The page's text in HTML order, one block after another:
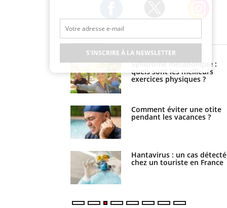
Facebook
EN DIRECT
du sommeil
votre cerveau !
est-il trop
enfants :
à pharmacie
?
Syndrome métabolique :
quels sont les meilleurs
exercices physiques ?
Comment éviter une otite
pendant les vacances ?
Hantavirus : un cas détecté
chez un touriste en France
S'INSCRIRE À LA NEWSLETTER